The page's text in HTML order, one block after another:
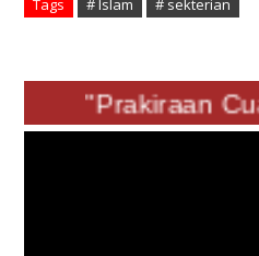
Tags # Islam # sekterian
"Prakiraan